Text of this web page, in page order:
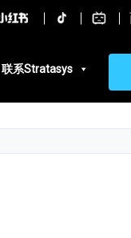
联系Stratasys